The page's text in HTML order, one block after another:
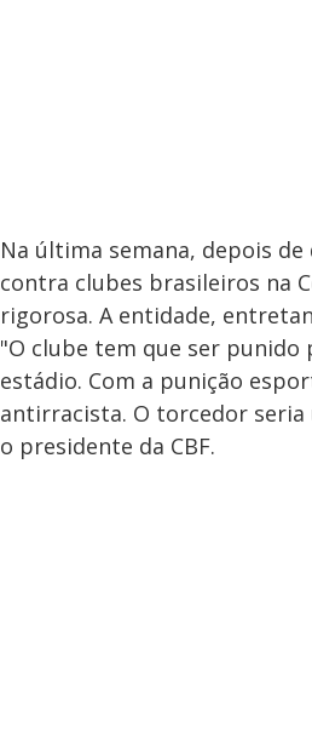
Na última semana, depois
contra clubes brasileiros na
rigorosa. A entidade,
"O clube tem que ser
estádio. Com a punição
antirracista. O torcedor
o presidente da CBF.